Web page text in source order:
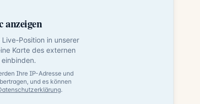
Position in unserer
Karte des externen
einbinden.
Ihre IP-Adresse und
und es können
.